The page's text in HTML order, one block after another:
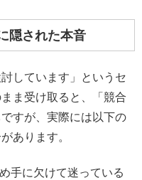
隠された本音
しています」というセ
ま受け取ると、「競合
すが、実際には以下の
あります。
手に欠けて迷っている